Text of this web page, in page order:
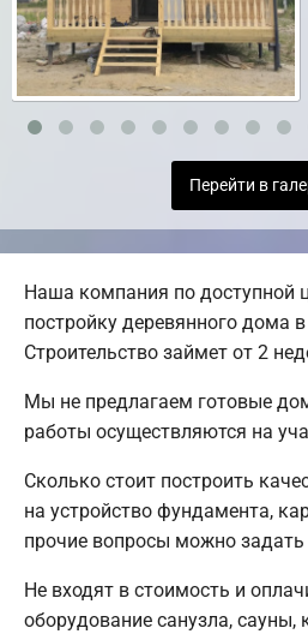
Перейти в
Наша компания по доступной
постройку деревянного дома
Строительство займет от 2
Мы не предлагаем готовые
работы осуществляются на
Сколько стоит построить
на устройство фундамента,
прочие вопросы можно задать
Не входят в стоимость и
оборудование санузла, сауны,